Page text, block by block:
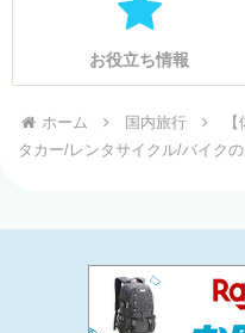
お役立ち情報
ホーム 国内旅行
タカー/レンタサイクル/バイク